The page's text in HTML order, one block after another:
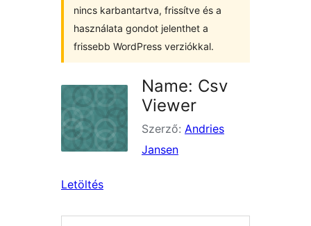
nincs karbantartva, frissítve és a
használata gondot jelenthet a
frissebb WordPress verziókkal.
Name: Csv
Viewer
Szerző: Andries
Jansen
Letöltés